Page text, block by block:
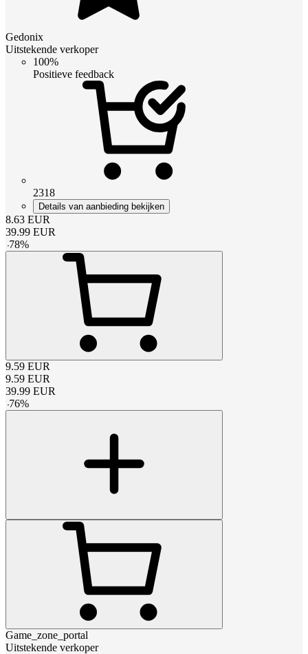
Gedonix
Uitstekende verkoper
100%
Positieve feedback
2318
Details van aanbieding bekijken
8.63 EUR
39.99 EUR
-78%
9.59 EUR
9.59 EUR
39.99 EUR
-76%
Game_zone_portal
Uitstekende verkoper